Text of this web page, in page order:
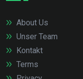
About Us
Unser Team
Kontakt
Terms